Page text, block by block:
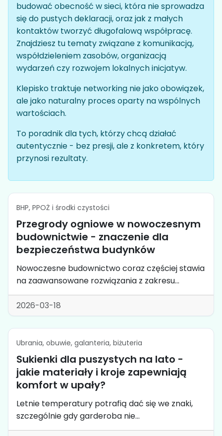
budować obecność w sieci, która nie sprowadza
się do pustych deklaracji, oraz jak z małych
kontaktów tworzyć długofalową współpracę.
Znajdziesz tu tematy związane z komunikacją,
współdzieleniem zasobów, organizacją
wydarzeń czy rozwojem lokalnych inicjatyw.
Klepisko traktuje networking nie jako obowiązek,
ale jako naturalny proces oparty na wspólnych
wartościach.
To poradnik dla tych, którzy chcą działać
autentycznie - bez presji, ale z konkretem, który
przynosi rezultaty.
BHP, PPOŻ i środki czystości
Przegrody ogniowe w nowoczesnym
budownictwie - znaczenie dla
bezpieczeństwa budynków
Nowoczesne budownictwo coraz częściej stawia
na zaawansowane rozwiązania z zakresu...
2026-03-18
Ubrania, obuwie, galanteria, biżuteria
Sukienki dla puszystych na lato -
jakie materiały i kroje zapewniają
komfort w upały?
Letnie temperatury potrafią dać się we znaki,
szczególnie gdy garderoba nie...